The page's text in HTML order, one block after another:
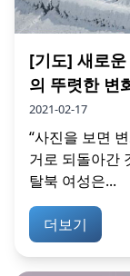
[기도] 새로
의 뚜렷한 변
2021-02-17
“사진을 보면
거로 되돌아간
탈북 여성은...
더보기